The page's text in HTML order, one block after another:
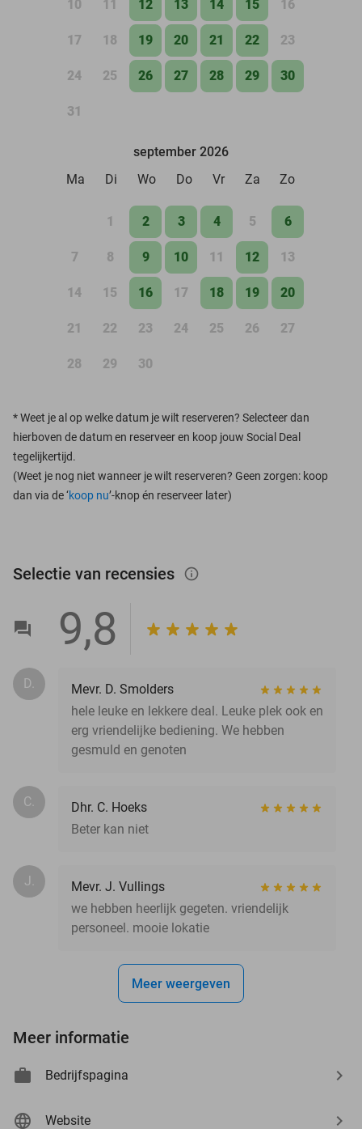
10 11 12 13 14 15 16
17 18 19 20 21 22 23
24 25 26 27 28 29 30
31
september 2026
Ma
Di Wo Do Vr Za Zo
1 2 3 4 5 6
7 8 9 10 11 12 13
14 15 16 17 18 19 20
21 22 23 24 25 26 27
28 29 30
*Weet je al op welke datum je wilt reserveren? Selecteer dan
hierboven de datum en reserveer en koop jouw Social Deal
tegelijkertijd.
(Weet je nog niet wanneer je wilt reserveren? Geen zorgen: koop
dan via de ‘koop nu’-knop én reserveer later)
Selectie van recensies info_outlined
9,8
D.
Mevr. D. Smolders
hele leuke en lekkere deal. Leuke plek ook en
erg vriendelijke bediening. We hebben
gesmuld en genoten
C.
Dhr. C. Hoeks
Beter kan niet
J.
Mevr. J. Vullings
we hebben heerlijk gegeten. vriendelijk
personeel. mooie lokatie
Meer weergeven
Meer informatie
Bedrijfspagina
Website